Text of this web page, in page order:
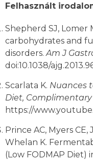
Felhasznált
Shepherd SJ, Lomer
carbohydrates and
disorders. Am J
doi:10.1038/
Scarlata K. Nuances
Diet,
https://
Prince AC, Myers
Whelan K.
(Low FODMAP Diet)